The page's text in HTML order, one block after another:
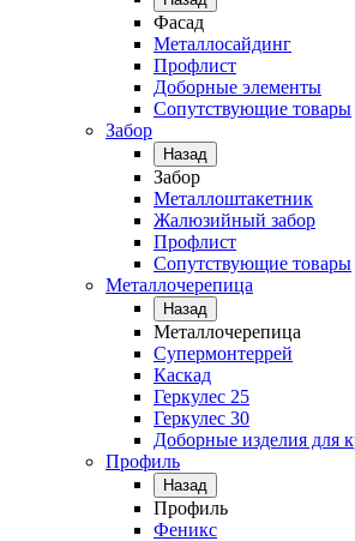
Фасад
Металлосайдинг
Профлист
Доборные элементы
Сопутствующие товары
Забор
Назад
Забор
Металлоштакетник
Жалюзийный забор
Профлист
Сопутствующие товары
Металлочерепица
Назад
Металлочерепица
Супермонтеррей
Каскад
Геркулес 25
Геркулес 30
Доборные изделия для
Профиль
Назад
Профиль
Феникс